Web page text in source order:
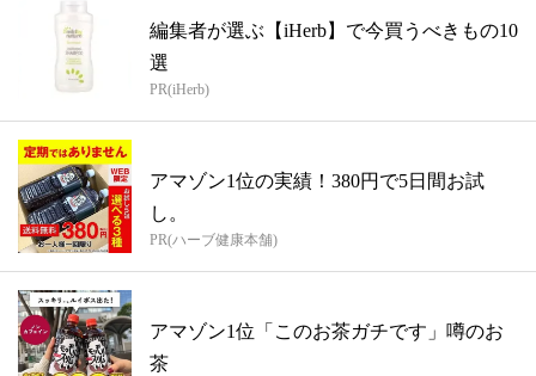
編集者が選ぶ【iHerb】で今買うべきもの10
選
PR(iHerb)
アマゾン1位の実績！380円で5日間お試
し。
PR(ハーブ健康本舗)
アマゾン1位「このお茶ガチです」噂のお
茶